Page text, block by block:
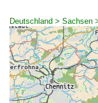
Deutschland > Sachsen